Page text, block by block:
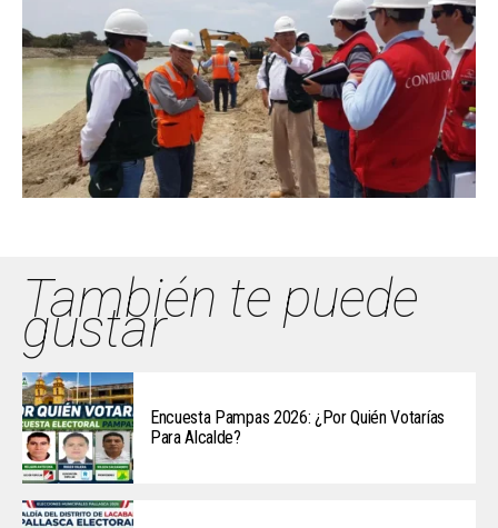
También te puede
gustar
Encuesta Pampas 2026: ¿Por Quién Votarías
Para Alcalde?